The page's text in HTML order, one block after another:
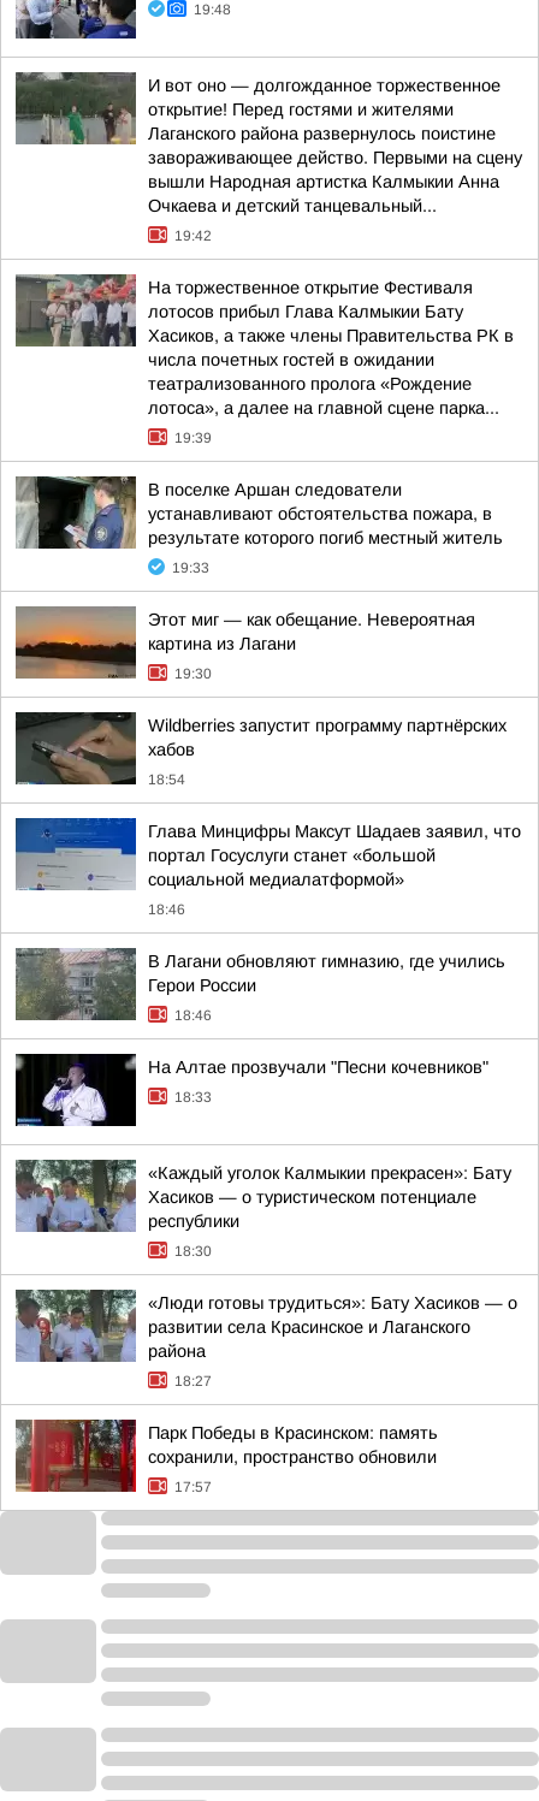
19:48
И вот оно — долгожданное торжественное
открытие! Перед гостями и жителями
Лаганского района развернулось поистине
завораживающее действо. Первыми на сцену
вышли Народная артистка Калмыкии Анна
Очкаева и детский танцевальный...
19:42
На торжественное открытие Фестиваля
лотосов прибыл Глава Калмыкии Бату
Хасиков, а также члены Правительства РК в
числа почетных гостей в ожидании
театрализованного пролога «Рождение
лотоса», а далее на главной сцене парка...
19:39
В поселке Аршан следователи
устанавливают обстоятельства пожара, в
результате которого погиб местный житель
19:33
Этот миг — как обещание. Невероятная
картина из Лагани
19:30
Wildberries запустит программу партнёрских
хабов
18:54
Глава Минцифры Максут Шадаев заявил, что
портал Госуслуги станет «большой
социальной медиалатформой»
18:46
В Лагани обновляют гимназию, где учились
Герои России
18:46
На Алтае прозвучали "Песни кочевников"
18:33
«Каждый уголок Калмыкии прекрасен»: Бату
Хасиков — о туристическом потенциале
республики
18:30
«Люди готовы трудиться»: Бату Хасиков — о
развитии села Красинское и Лаганского
района
18:27
Парк Победы в Красинском: память
сохранили, пространство обновили
17:57